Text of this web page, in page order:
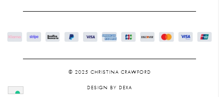
© 2025 CHRISTINA CRAWFORD
DESIGN BY DEXA